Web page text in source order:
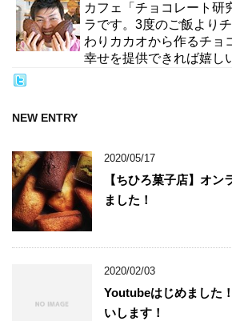
カフェ「チョコレート研
ラです。3度のご飯より
わりカカオから作るチョ
幸せを提供できれば嬉し
NEW ENTRY
2020/05/17
【ちひろ菓子店】オン
ました！
2020/02/03
Youtubeはじめました
いします！